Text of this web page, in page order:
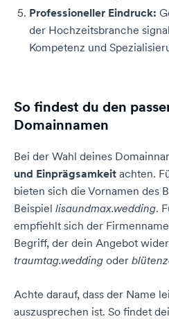
Professioneller Eindruck:
der Hochzeitsbranche
Kompetenz und
So findest du den
Domainnamen
Bei der Wahl deines
und Einprägsamkeit achten.
bieten sich die Vornamen des
Beispiel lisaundmax.wedding.
empfiehlt sich der
Begriff, der dein Angebot
traumtag.wedding oder
Achte darauf, dass der Name
auszusprechen ist. So findet